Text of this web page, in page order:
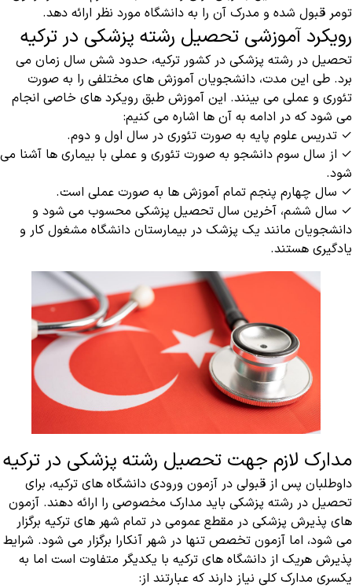
تومر قبول شده و مدرک آن را به دانشگاه مورد نظر ارائه دهد.
رویکرد آموزشی تحصیل رشته پزشکی در ترکیه
تحصیل در رشته پزشکی در کشور ترکیه، حدود شش سال زمان می
برد. طی این مدت، دانشجویان آموزش های مختلفی را به صورت
تئوری و عملی می بینند‌. این آموزش طبق رویکرد های خاصی انجام
می شود که در ادامه به آن ها اشاره می کنیم:
✓ تدریس علوم پایه به صورت تئوری در سال اول و دوم.
✓ از سال سوم دانشجو به صورت تئوری و عملی با بیماری ها آشنا می
شود.
✓ سال چهارم پنجم تمام آموزش ها به صورت عملی است.
✓ سال ششم، آخرین سال تحصیل پزشکی محسوب می شود و
دانشجویان مانند یک پزشک در بیمارستان دانشگاه مشغول کار و
یادگیری هستند.
مدارک لازم جهت تحصیل رشته پزشکی در ترکیه
داوطلبان پس از قبولی در آزمون ورودی دانشگاه های ترکیه، برای
تحصیل در رشته پزشکی باید مدارک مخصوصی را ارائه دهند. آزمون
های پذیرش پزشکی در مقطع عمومی در تمام شهر های ترکیه برگزار
می شود، اما آزمون تخصص تنها در شهر آنکارا برگزار می شود. شرایط
پذیرش هریک از دانشگاه های ترکیه با یکدیگر متفاوت است اما به
یکسری مدارک کلی نیاز دارند که عبارتند از: